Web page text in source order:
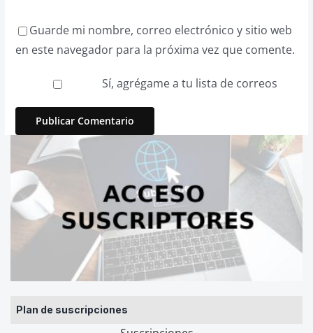
Plan de suscripciones
Guarde mi nombre, correo electrónico y sitio web
en este navegador para la próxima vez que comente.
Sí, agrégame a tu lista de correos